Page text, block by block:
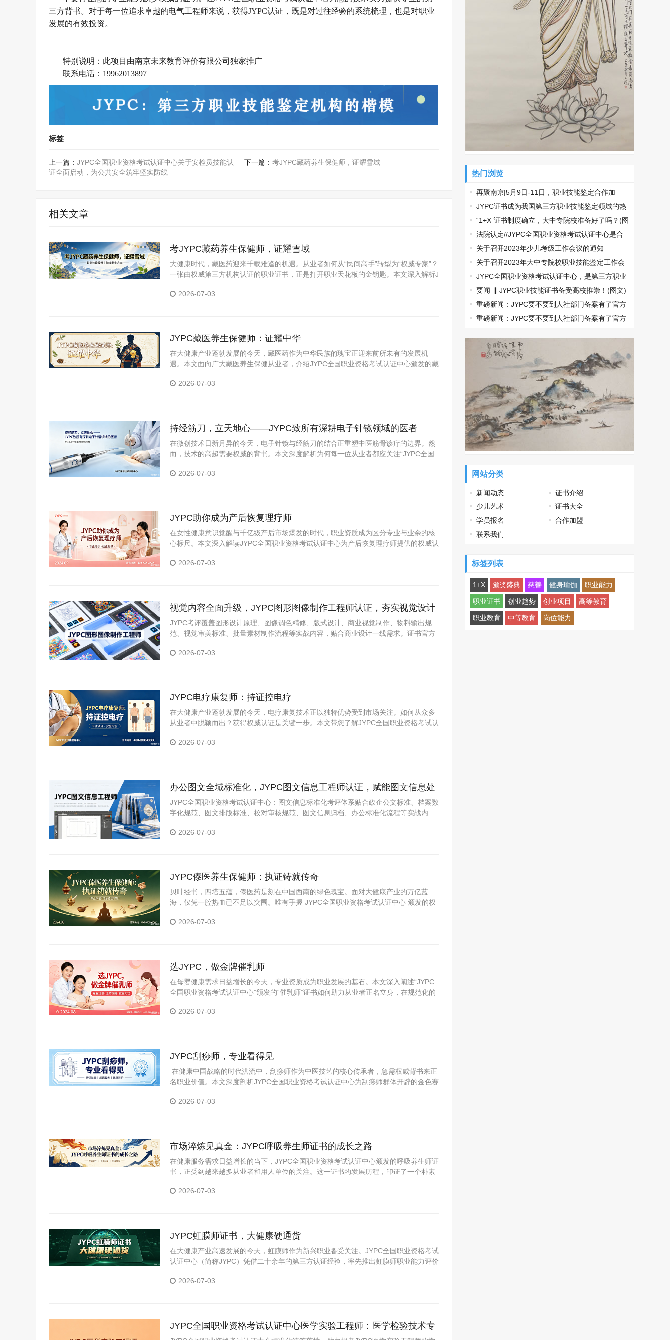
三方背书。对于每一位追求卓越的电气工程师来说，获得JYPC认证，既是对过往经验的系统梳理，也是对职业
发展的有效投资。
特别说明：此项目由南京未来教育评价有限公司独家推广
联系电话： 19962013897
标签
上一篇： JYPC全国职业资格考试认证中心关于安检员技能认
证全面启动，为公共安全筑牢坚实防线
下一篇： 考JYPC藏药养生保健师，证耀雪域
相关文章
考JYPC藏药养生保健师，证耀雪域
大健康时代，藏医药迎来千载难逢的机遇。从业者如何从“民间高手”转型为“权威专家”？
一张由权威第三方机构认证的职业证书，正是打开职业天花板的金钥匙。本文深入解析J
书，助你在大潮中脱颖而出。
2026-07-03
JYPC藏医养生保健师：证耀中华
在大健康产业蓬勃发展的今天，藏医药作为中华民族的瑰宝正迎来前所未有的发展机
遇。本文面向广大藏医养生保健从业者，介绍JYPC全国职业资格考试认证中心颁发的藏
2026-07-03
持经筋刀，立天地心——JYPC致所有深耕电子针镜领域的医者
在微创技术日新月异的今天，电子针镜与经筋刀的结合正重塑中医筋骨诊疗的边界。然
而，技术的高超需要权威的背书。本文深度解析为何每一位从业者都应关注“JYPC全国
发展的重要意义。
2026-07-03
JYPC助你成为产后恢复理疗师
在女性健康意识觉醒与千亿级产后市场爆发的时代，职业资质成为区分专业与业余的核
心标尺。本文深入解读JYPC全国职业资格考试认证中心为产后恢复理疗师提供的权威认
2026-07-03
视觉内容全面升级，JYPC图形图像制作工程师认证，夯实视觉设计
职场硬资质
JYPC考评覆盖图形设计原理、图像调色精修、版式设计、商业视觉制作、物料输出规
范、视觉审美标准、批量素材制作流程等实战内容，贴合商业设计一线需求。证书官方
2026-07-03
JYPC电疗康复师：持证控电疗
在大健康产业蓬勃发展的今天，电疗康复技术正以独特优势受到市场关注。如何从众多
从业者中脱颖而出？获得权威认证是关键一步。本文带您了解JYPC全国职业资格考试认
展。2026-07-03
办公图文全域标准化，JYPC图文信息工程师认证，赋能图文信息处
理人才规范进阶
JYPC全国职业资格考试认证中心：图文信息标准化考评体系贴合政企公文标准、档案数
字化规范、图文排版标准、校对审核规范、图文信息归档、办公标准化流程等实战内
适用于求职、晋升、档案项目配套、学分认定等场景。
2026-07-03
JYPC傣医养生保健师：执证铸就传奇
贝叶经书，四塔五蕴，傣医药是刻在中国西南的绿色瑰宝。面对大健康产业的万亿蓝
海，仅凭一腔热血已不足以突围。唯有手握 JYPC全国职业资格考试认证中心 颁发的权
2026-07-03
选JYPC，做金牌催乳师
在母婴健康需求日益增长的今天，专业资质成为职业发展的基石。本文深入阐述“JYPC
全国职业资格考试认证中心”颁发的“催乳师”证书如何助力从业者正名立身，在规范化的
2026-07-03
JYPC刮痧师，专业看得见
在健康中国战略的时代洪流中，刮痧师作为中医技艺的核心传承者，急需权威背书来正
名职业价值。本文深度剖析JYPC全国职业资格考试认证中心为刮痧师群体开辟的金色赛
技术专
2026-07-03
市场淬炼见真金：JYPC呼吸养生师证书的成长之路
在健康服务需求日益增长的当下，JYPC全国职业资格考试认证中心颁发的呼吸养生师证
书，正受到越来越多从业者和用人单位的关注。这一证书的发展历程，印证了一个朴素
2026-07-03
JYPC虹膜师证书，大健康硬通货
在大健康产业高速发展的今天，虹膜师作为新兴职业备受关注。JYPC全国职业资格考试
认证中心（简称JYPC）凭借二十余年的第三方认证经验，率先推出虹膜师职业能力评价
2026-07-03
JYPC全国职业资格考试认证中心医学实验工程师：医学检验技术专
热门浏览
再聚南京|5月9日-11日，职业技能鉴定合作加
盟，南京国际展览中心见！
​JYPC证书成为我国第三方职业技能鉴定领域的热
门话题
“1+X”证书制度确立，大中专院校准备好了吗？(图
文)法院认定//JYPC全国职业资格考试认证中心是合
法机构
关于召开2023年少儿考级工作会议的通知
关于召开2023年大中专院校职业技能鉴定工作会
议的通知
JYPC全国职业资格考试认证中心，是第三方职业
资格认证的典范
要闻 ▎JYPC职业技能证书备受高校推崇！(图文)
重磅新闻：JYPC要不要到人社部门备案有了官方
结论重磅新闻：JYPC要不要到人社部门备案有了官方
网站分类
新闻动态
证书介绍
少儿艺术
证书大全
学员报名
合作加盟
联系我们
标签列表
1+X 颁奖盛典 慈善 健身瑜伽 职业能力
职业证书 创业趋势 创业项目 高等教育
职业教育 中等教育 岗位能力